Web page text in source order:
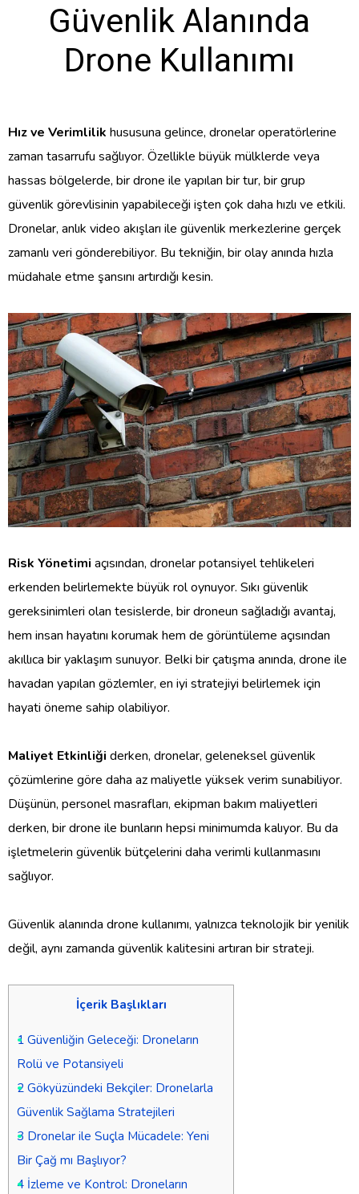
Güvenlik Alanında
Drone Kullanımı
Hız ve Verimlilik hususuna gelince, dronelar operatörlerine
zaman tasarrufu sağlıyor. Özellikle büyük mülklerde veya
hassas bölgelerde, bir drone ile yapılan bir tur, bir grup
güvenlik görevlisinin yapabileceği işten çok daha hızlı ve etkili.
Dronelar, anlık video akışları ile güvenlik merkezlerine gerçek
zamanlı veri gönderebiliyor. Bu tekniğin, bir olay anında hızla
müdahale etme şansını artırdığı kesin.
Risk Yönetimi açısından, dronelar potansiyel tehlikeleri
erkenden belirlemekte büyük rol oynuyor. Sıkı güvenlik
gereksinimleri olan tesislerde, bir droneun sağladığı avantaj,
hem insan hayatını korumak hem de görüntüleme açısından
akıllıca bir yaklaşım sunuyor. Belki bir çatışma anında, drone ile
havadan yapılan gözlemler, en iyi stratejiyi belirlemek için
hayati öneme sahip olabiliyor.
Maliyet Etkinliği derken, dronelar, geleneksel güvenlik
çözümlerine göre daha az maliyetle yüksek verim sunabiliyor.
Düşünün, personel masrafları, ekipman bakım maliyetleri
derken, bir drone ile bunların hepsi minimumda kalıyor. Bu da
işletmelerin güvenlik bütçelerini daha verimli kullanmasını
sağlıyor.
Güvenlik alanında drone kullanımı, yalnızca teknolojik bir yenilik
değil, aynı zamanda güvenlik kalitesini artıran bir strateji.
İçerik Başlıkları
1 Güvenliğin Geleceği: Droneların
Rolü ve Potansiyeli
2 Gökyüzündeki Bekçiler: Dronelarla
Güvenlik Sağlama Stratejileri
3 Dronelar ile Suçla Mücadele: Yeni
Bir Çağ mı Başlıyor?
4 İzleme ve Kontrol: Droneların